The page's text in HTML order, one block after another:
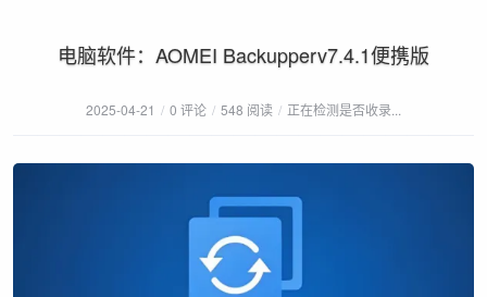
电脑软件：AOMEI Backupperv7.4.1便携版
2025-04-21 / 0 评论 / 548 阅读 / 正在检测是否收录...